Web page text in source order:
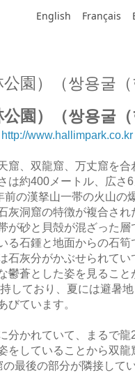
English Français
園）（쌍용굴
園）（쌍용굴
http://www.hallimpark.co.kr
窟、双龍窟、万丈窟を
は約400メートル、広さ
前の漢拏山一帯の火山の
灰洞窟の特徴が複合さ
が砂と貝殻が混ざった
る石鍾と地面からの石
石灰分がかぶせられて
鬱蒼とした姿を見るこ
しており、夏には避暑
びています。
分かれていて、まるで
をしていることから双
最後の部分が隣接して